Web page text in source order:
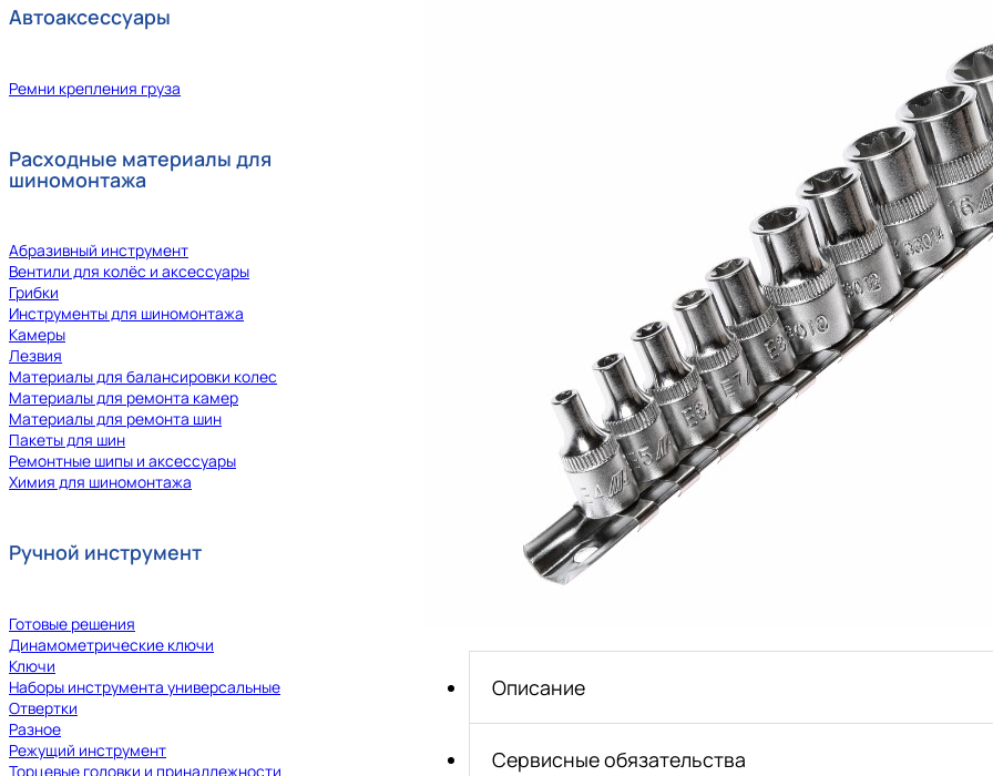
Автоаксессуары
Ремни крепления груза
Расходные материалы для
шиномонтажа
Абразивный инструмент
Вентили для колёс и аксессуары
Грибки
Инструменты для шиномонтажа
Камеры
Лезвия
Материалы для балансировки колес
Материалы для ремонта камер
Материалы для ремонта шин
Пакеты для шин
Ремонтные шипы и аксессуары
Химия для шиномонтажа
Ручной инструмент
Готовые решения
Динамометрические ключи
Ключи
Наборы инструмента универсальные
Отвертки
Разное
Режущий инструмент
Торцевые головки и принадлежности
Описание
Сервисные обязательства